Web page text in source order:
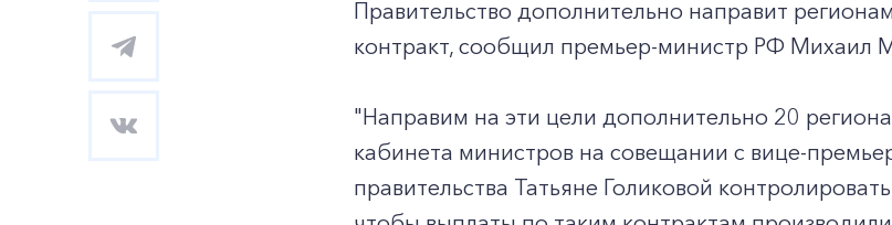
Правительство дополнительно направит
контракт, сообщил премьер-министр РФ Михаил
"Направим на эти цели дополнительно 20
кабинета министров на совещании с вице-
правительства Татьяне Голиковой